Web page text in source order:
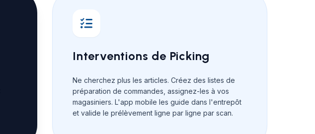
Interventions de Picking
Ne cherchez plus les articles. Créez des listes de
préparation de commandes, assignez-les à vos
magasiniers. L'app mobile les guide dans l'entrepôt
et valide le prélèvement ligne par ligne par scan.